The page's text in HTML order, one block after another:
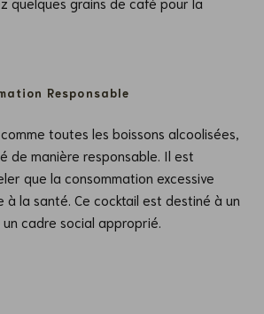
Responsable
toutes les boissons alcoolisées,
de manière responsable. Il est
que la consommation excessive
à la santé. Ce cocktail est destiné à un
cadre social approprié.